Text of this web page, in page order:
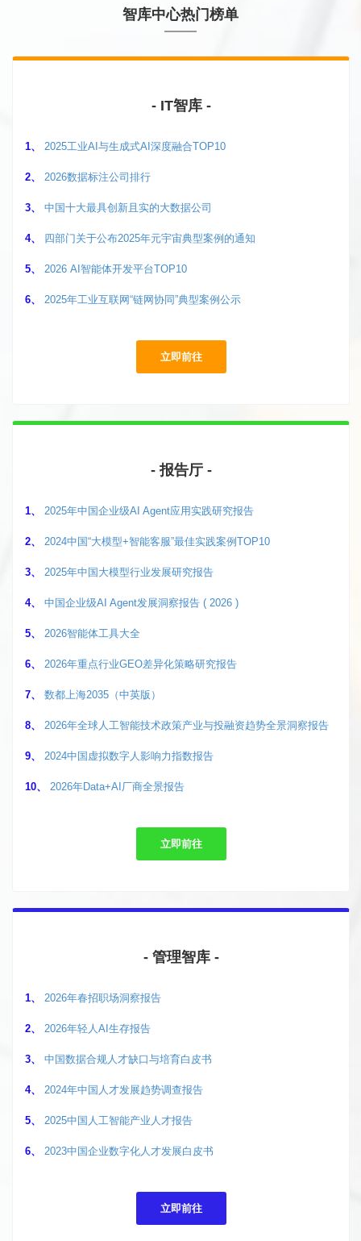
智库中心热门榜单
- IT智库 -
1、 2025工业AI与生成式AI深度融合TOP10
2、 2026数据标注公司排行
3、 中国十大最具创新且实的大数据公司
4、 四部门关于公布2025年元宇宙典型案例的通知
5、 2026 AI智能体开发平台TOP10
6、 2025年工业互联网“链网协同”典型案例公示
立即前往
- 报告厅 -
1、 2025年中国企业级AI Agent应用实践研究报告
2、 2024中国“大模型+智能客服”最佳实践案例TOP10
3、 2025年中国大模型行业发展研究报告
4、 中国企业级AI Agent发展洞察报告 ( 2026 )
5、 2026智能体工具大全
6、 2026年重点行业GEO差异化策略研究报告
7、 数都上海2035（中英版）
8、 2026年全球人工智能技术政策产业与投融资趋势全景洞察报告
9、 2024中国虚拟数字人影响力指数报告
10、 2026年Data+AI厂商全景报告
立即前往
- 管理智库 -
1、 2026年春招职场洞察报告
2、 2026年轻人AI生存报告
3、 中国数据合规人才缺口与培育白皮书
4、 2024年中国人才发展趋势调查报告
5、 2025中国人工智能产业人才报告
6、 2023中国企业数字化人才发展白皮书
立即前往